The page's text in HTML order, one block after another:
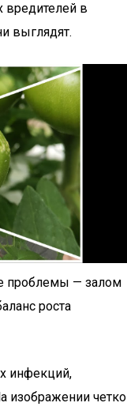
вредителей в
выглядят.
проблемы — залом
роста
инфекций,
изображении четко